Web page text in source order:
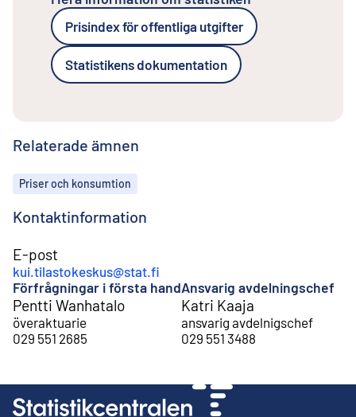
Prisindex för offentliga utgifter
Statistikens dokumentation
Relaterade ämnen
Ämnen
Priser och konsumtion
Kontaktinformation
E-post
kui.tilastokeskus@stat.fi
Förfrågningar i första hand
Pentti Wanhatalo
överaktuarie
029 551 2685
Ansvarig avdelningschef
Katri Kaaja
ansvarig avdelnigschef
029 551 3488